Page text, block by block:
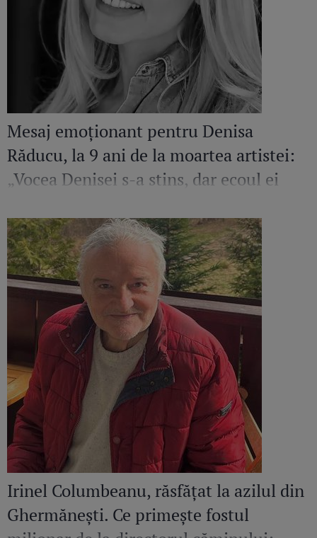
Mesaj emoționant pentru Denisa
Răducu, la 9 ani de la moartea artistei:
„Vocea Denisei s-a stins, dar ecoul ei
Irinel Columbeanu, răsfățat la azilul din
Ghermănești. Ce primește fostul